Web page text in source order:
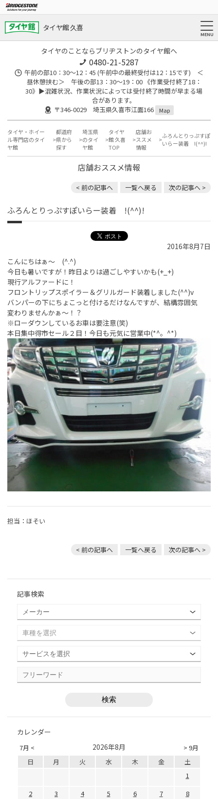
タイヤ館 久喜
タイヤのことならブリヂストンのタイヤ館へ
0480-21-5287
午前の部10：30～12：45 (午前中の最終受付は12：15です) ＜
昼休憩挟む＞ 午後の部13：30～19：00 《作業受付終了18：
30》▶︎混雑状況、作業状況によっては受付終了時間が早まる場
合があります。
〒346-0029 埼玉県久喜市江面166
Map
タイヤ・ホイー
ル専門店のタイ
ヤ館
都道府
県から
探す
埼玉県
のタイ
ヤ館
タイヤ
館 久喜
TOP
店舗お
ススメ
情報
ふろんとりっぷすぽ
いらー装着 !(^^)!
店舗おススメ情報
< 前の記事へ 一覧へ戻る 次の記事へ >
ふろんとりっぷすぽいらー装着 !(^^)!
2016年8月7日
こんにちはぁ～ (^.^)
今日も暑いですが！昨日よりは過ごしやすいかも(+_+)
現行アルファードに！
フロントリップスポイラー＆グリルガード装着しました(^^)v
バンパーの下にちょこっと付けるだけなんですが、結構雰囲気
変わりませんかぁ～！？
※ローダウンしているお車は要注意(笑)
本日集中得市セール２目！今日も元気に営業中(*^。^*)
担当：ほそい
< 前の記事へ 一覧へ戻る 次の記事へ >
記事検索
カレンダー
7月 < > 9月
2026年8月
日 月 火 水 木 金
土
1
2
3 4 5 6 7
8